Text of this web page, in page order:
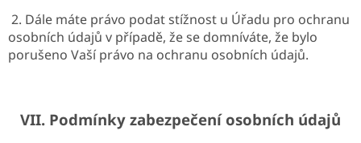
2. Dále máte právo podat stížnost u Úřadu pro ochranu
osobních údajů v případě, že se domníváte, že bylo
porušeno Vaší právo na ochranu osobních údajů.
VII. Podmínky zabezpečení osobních údajů